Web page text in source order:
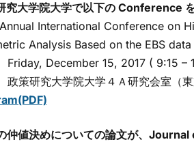
究大学院大学で以下の Conference
International Conference on
Analysis Based on the EBS data
Friday, December 15, 2017 ( 9:15 –
政策研究大学院大学４Ａ研究会室（東
仲値決めについての論文が、